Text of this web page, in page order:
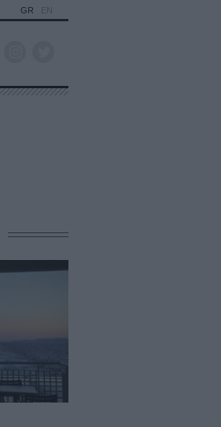
GR EN